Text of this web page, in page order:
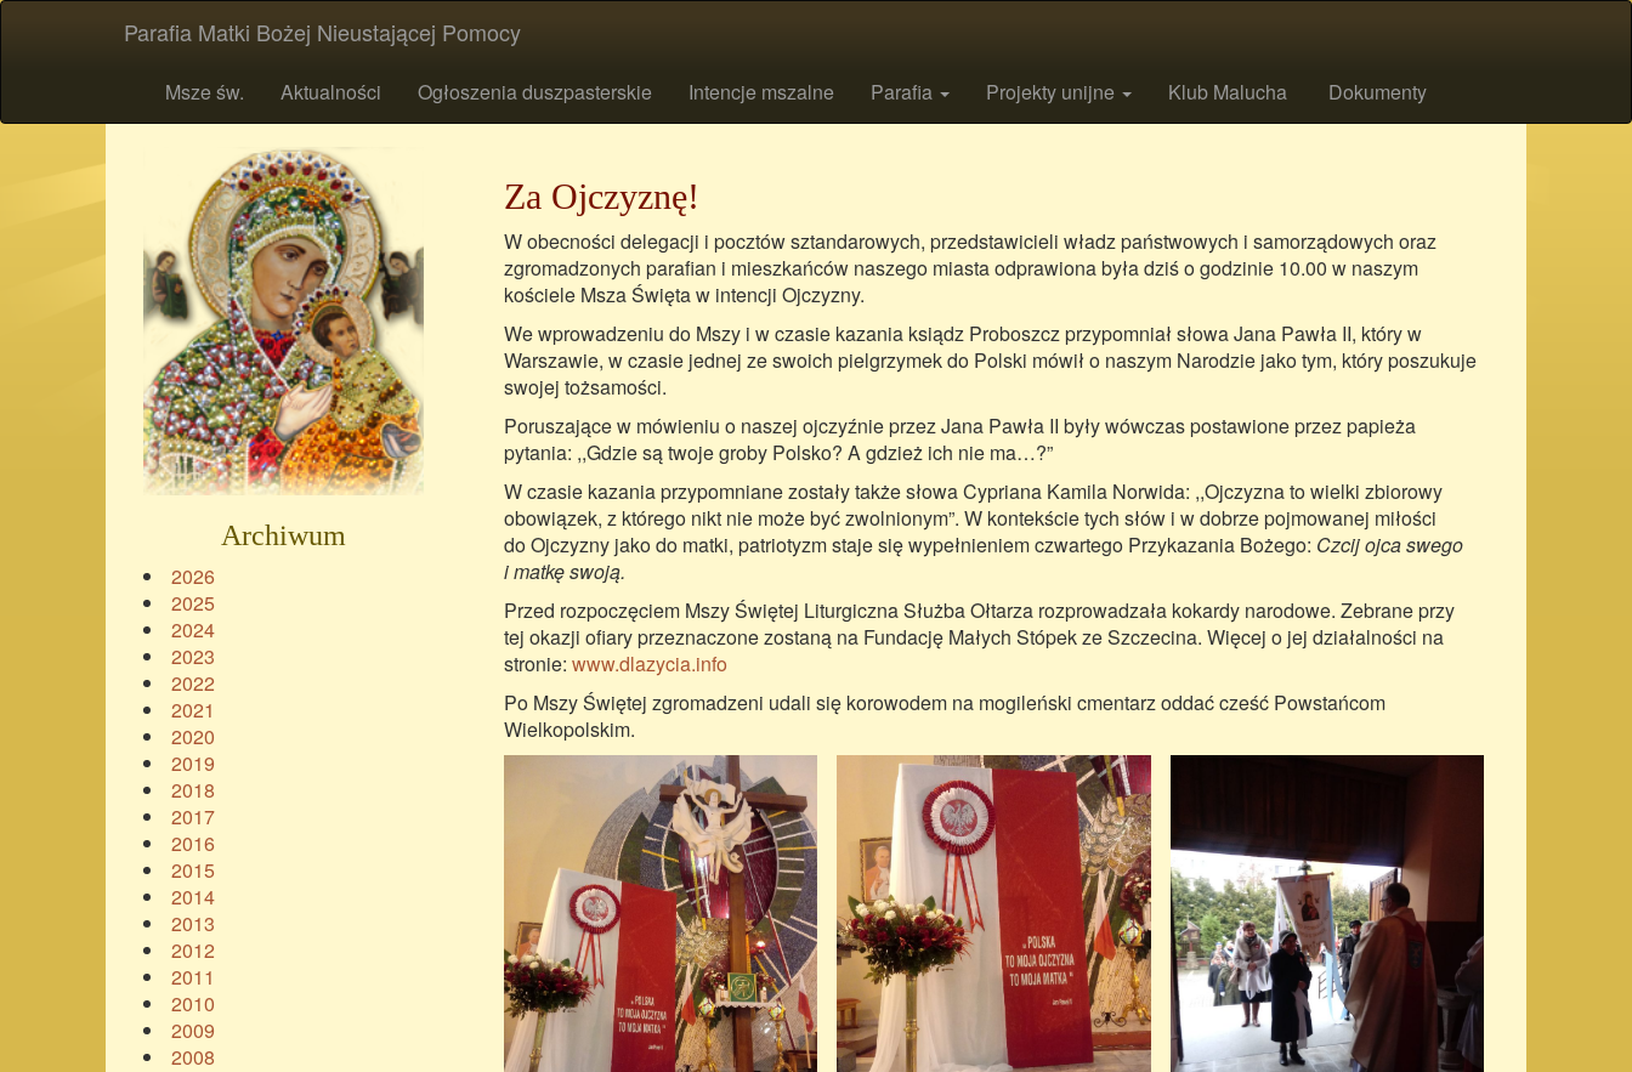
Parafia Matki Bożej Nieustającej Pomocy
Msze św. Aktualności Ogłoszenia duszpasterskie Intencje mszalne Parafia Projekty unijne Klub Malucha Dokumenty
Za Ojczyznę!
W obecności delegacji i pocztów sztandarowych, przedstawicieli władz państwowych i samorządowych oraz
zgromadzonych parafian i mieszkańców naszego miasta odprawiona była dziś o godzinie 10.00 w naszym
kościele Msza Święta w intencji Ojczyzny.
We wprowadzeniu do Mszy i w czasie kazania ksiądz Proboszcz przypomniał słowa Jana Pawła II, który w
Warszawie, w czasie jednej ze swoich pielgrzymek do Polski mówił o naszym Narodzie jako tym, który poszukuje
swojej tożsamości.
Poruszające w mówieniu o naszej ojczyźnie przez Jana Pawła II były wówczas postawione przez papieża
pytania: ,,Gdzie są twoje groby Polsko? A gdzież ich nie ma…?”
W czasie kazania przypomniane zostały także słowa Cypriana Kamila Norwida: ,,Ojczyzna to wielki zbiorowy
obowiązek, z którego nikt nie może być zwolnionym”. W kontekście tych słów i w dobrze pojmowanej miłości
do Ojczyzny jako do matki, patriotyzm staje się wypełnieniem czwartego Przykazania Bożego: Czcij ojca swego
i matkę swoją.
Przed rozpoczęciem Mszy Świętej Liturgiczna Służba Ołtarza rozprowadzała kokardy narodowe. Zebrane przy
tej okazji ofiary przeznaczone zostaną na Fundację Małych Stópek ze Szczecina. Więcej o jej działalności na
stronie: www.dlazycia.info
Po Mszy Świętej zgromadzeni udali się korowodem na mogileński cmentarz oddać cześć Powstańcom
Wielkopolskim.
Archiwum
2026
2025
2024
2023
2022
2021
2020
2019
2018
2017
2016
2015
2014
2013
2012
2011
2010
2009
2008